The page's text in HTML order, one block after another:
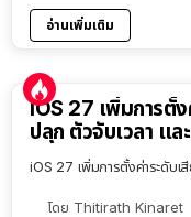
อ่านเพิ่มเติม
iOS 27 เพิ่มการตั้
ปลุก ตัวจับเวลา แ
iOS 27 เพิ่มการตั้งค่าระดับเ
โดย Thitirath Kinaret